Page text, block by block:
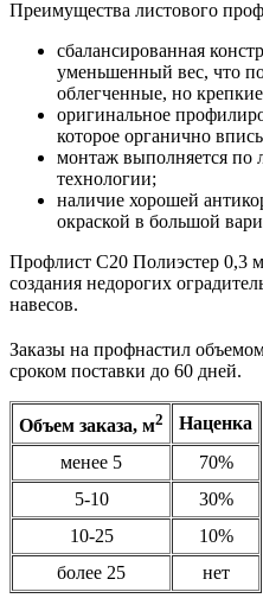
Преимущества листового
сбалансированная
уменьшенный вес, что
облегченные, но
оригинальное
которое органично
монтаж выполняется по
технологии;
наличие хорошей
окраской в большой
Профлист С20 Полиэстер 0,3
создания недорогих
навесов.
Заказы на профнастил
сроком поставки до 60 дней.
Объем заказа, м2
Наценка
менее 5
70%
5-10
30%
10-25
10%
более 25
нет